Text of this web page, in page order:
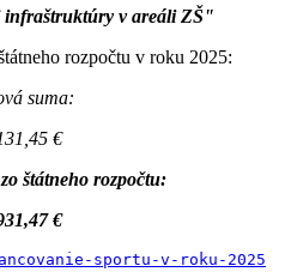
infraštruktúry v areáli ZŠ"
rozpočtu v roku 2025:
suma:
€
štátneho rozpočtu:
€
sportu-v-roku-2025